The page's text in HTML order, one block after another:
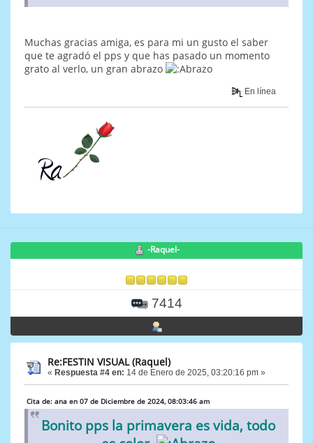
Muchas gracias amiga, es para mi un gusto el saber
que te agradó el pps y que has pasado un momento
grato al verlo, un gran abrazo
En línea
-Raquel-
7414
Re:FESTIN VISUAL (Raquel)
« Respuesta #4 en: 14 de Enero de 2025, 03:20:16 pm »
Cita de: ana en 07 de Diciembre de 2024, 08:03:46 am
Bonito pps la primavera es vida, todo